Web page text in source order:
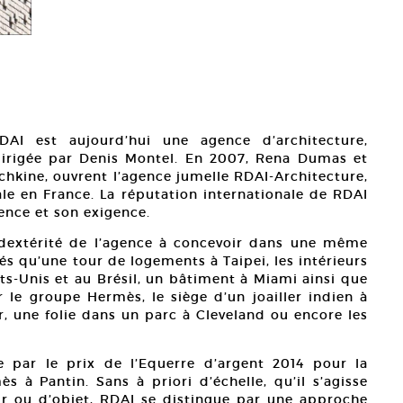
est aujourd’hui une agence d’architecture,
par Denis Montel. En 2007, Rena Dumas et
ouvrent l’agence jumelle RDAI-Architecture,
en France. La réputation internationale de RDAI
et son exigence.
de l’agence à concevoir dans une même
qu’une tour de logements à Taipei, les intérieurs
Unis et au Brésil, un bâtiment à Miami ainsi que
groupe Hermès, le siège d’un joailler indien à
une folie dans un parc à Cleveland ou encore les
par le prix de l’Equerre d’argent 2014 pour la
à Pantin. Sans à priori d’échelle, qu’il s’agisse
ou d’objet, RDAI se distingue par une approche